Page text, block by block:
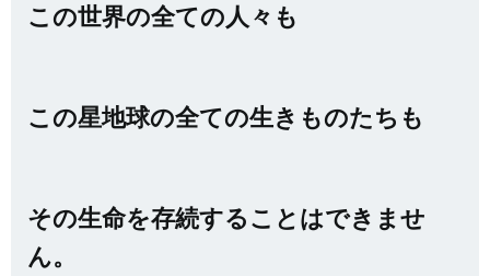
この世界の全ての人々も
この星地球の全ての生きものたちも
その生命を存続することはできませ
ん。